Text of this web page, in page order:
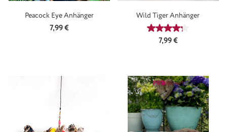
Peacock Eye Anhänger
Regulärer Preis:
7,99 €
Wild Tiger Anhänger
Durchschnittliche
Regulärer Preis:
7,99 €